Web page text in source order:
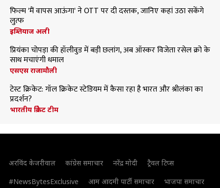
फिल्म 'मैं वापस आऊंगा' ने OTT पर दी दस्तक, जानिए कहां उठा सकेंगे
लुत्फ
इम्तियाज अली
प्रियंका चोपड़ा की हॉलीवुड में बड़ी छलांग, अब ऑस्कर विजेता रसेल क्रो के
साथ मचाएंगी धमाल
एसएस राजामौली
टेस्ट क्रिकेट: गॉल क्रिकेट स्टेडियम में कैसा रहा है भारत और श्रीलंका का
प्रदर्शन?
भारतीय क्रिकेट टीम
अरविंद केजरीवाल कांग्रेस समाचार नरेंद्र मोदी
ट्रैवल टिप्स
#NewsBytesExclusive
आम आदमी पार्टी समाचार भाजपा समाचार